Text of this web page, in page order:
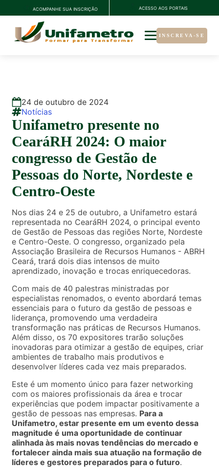
ACOMPANHE SUA INSCRIÇÃO ACESSO AOS PORTAIS
INSCREVA-SE
24 de outubro de 2024
Notícias
Unifametro presente no
CearáRH 2024: O maior
congresso de Gestão de
Pessoas do Norte, Nordeste e
Centro-Oeste
Nos dias 24 e 25 de outubro, a Unifametro estará
representada no CearáRH 2024, o principal evento
de Gestão de Pessoas das regiões Norte, Nordeste
e Centro-Oeste. O congresso, organizado pela
Associação Brasileira de Recursos Humanos - ABRH
Ceará, trará dois dias intensos de muito
aprendizado, inovação e trocas enriquecedoras.
Com mais de 40 palestras ministradas por
especialistas renomados, o evento abordará temas
essenciais para o futuro da gestão de pessoas e
liderança, promovendo uma verdadeira
transformação nas práticas de Recursos Humanos.
Além disso, os 70 expositores trarão soluções
inovadoras para otimizar a gestão de equipes, criar
ambientes de trabalho mais produtivos e
desenvolver líderes cada vez mais preparados.
Este é um momento único para fazer networking
com os maiores profissionais da área e trocar
experiências que podem impactar positivamente a
gestão de pessoas nas empresas. Para a
Unifametro, estar presente em um evento dessa
magnitude é uma oportunidade de continuar
alinhada às mais novas tendências do mercado e
fortalecer ainda mais sua atuação na formação de
líderes e gestores preparados para o futuro.